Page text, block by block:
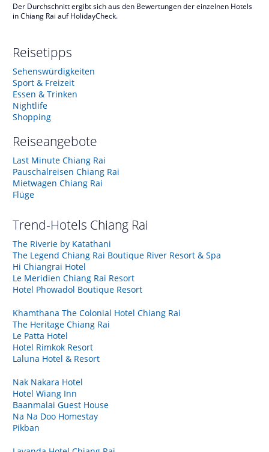
Der Durchschnitt ergibt sich aus den Bewertungen der einzelnen Hotels
in Chiang Rai auf HolidayCheck.
Reisetipps
Sehenswürdigkeiten
Sport & Freizeit
Essen & Trinken
Nightlife
Shopping
Reiseangebote
Last Minute Chiang Rai
Pauschalreisen Chiang Rai
Mietwagen Chiang Rai
Flüge
Trend-Hotels Chiang Rai
The Riverie by Katathani
The Legend Chiang Rai Boutique River Resort & Spa
Hi Chiangrai Hotel
Le Meridien Chiang Rai Resort
Hotel Phowadol Boutique Resort
Khamthana The Colonial Hotel Chiang Rai
The Heritage Chiang Rai
Le Patta Hotel
Hotel Rimkok Resort
Laluna Hotel & Resort
Nak Nakara Hotel
Hotel Wiang Inn
Baanmalai Guest House
Na Na Doo Homestay
Pikban